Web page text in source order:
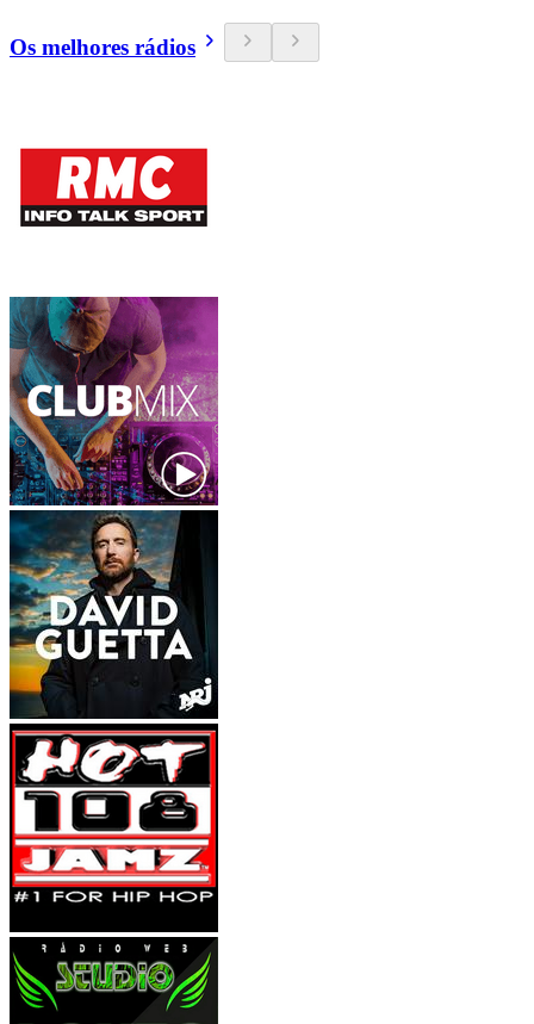
Os melhores rádios